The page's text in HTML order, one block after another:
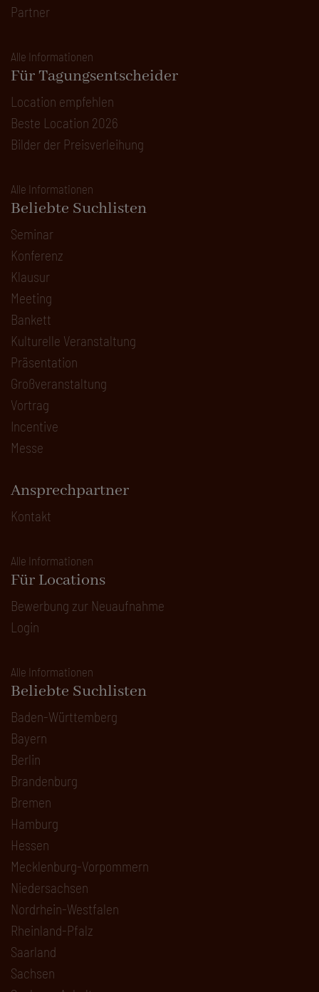
Partner
Alle Informationen
Für Tagungsentscheider
Location empfehlen
Beste Location 2026
Bilder der Preisverleihung
Alle Informationen
Beliebte Suchlisten
Seminar
Konferenz
Klausur
Meeting
Bankett
Kulturelle Veranstaltung
Präsentation
Großveranstaltung
Vortrag
Incentive
Messe
Ansprechpartner
Kontakt
Alle Informationen
Für Locations
Bewerbung zur Neuaufnahme
Login
Alle Informationen
Beliebte Suchlisten
Baden-Württemberg
Bayern
Berlin
Brandenburg
Bremen
Hamburg
Hessen
Mecklenburg-Vorpommern
Niedersachsen
Nordrhein-Westfalen
Rheinland-Pfalz
Saarland
Sachsen